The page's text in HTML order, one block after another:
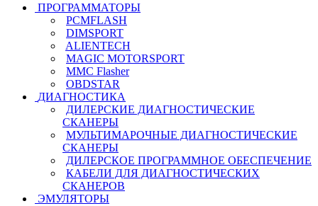
ПРОГРАММАТОРЫ
PCMFLASH
DIMSPORT
ALIENTECH
MAGIC MOTORSPORT
MMC Flasher
OBDSTAR
ДИАГНОСТИКА
ДИЛЕРСКИЕ ДИАГНОСТИЧЕСКИЕ
СКАНЕРЫ
МУЛЬТИМАРОЧНЫЕ ДИАГНОСТИЧЕСКИЕ
СКАНЕРЫ
ДИЛЕРСКОЕ ПРОГРАММНОЕ ОБЕСПЕЧЕНИЕ
КАБЕЛИ ДЛЯ ДИАГНОСТИЧЕСКИХ
СКАНЕРОВ
ЭМУЛЯТОРЫ